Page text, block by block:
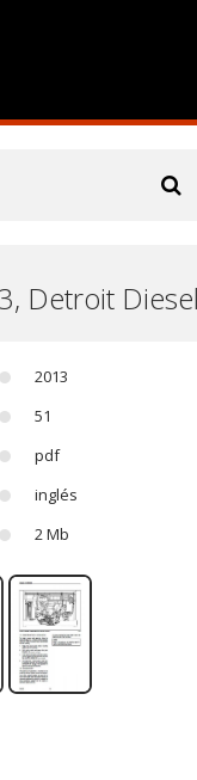
Detroit
2013
51
pdf
inglés
2 Mb